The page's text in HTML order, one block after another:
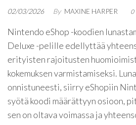
02/03/2026 By MAXINE HARPER 0
Nintendo eShop -koodien
Deluxe -pelille edellyttää
erityisten rajoitusten
kokemuksen varmistamiseksi.
onnistuneesti, siirry eShopiin
syötä koodi määrättyyn osioon,
sen on oltava voimassa ja